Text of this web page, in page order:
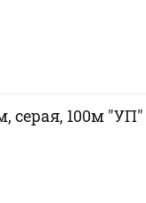
серая, 100м "УП"